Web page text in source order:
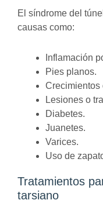
El síndrome del
causas como:
Inflamación
Pies planos.
Crecimientos
Lesiones o
Diabetes.
Juanetes.
Varices.
Uso de
Tratamientos
tarsiano